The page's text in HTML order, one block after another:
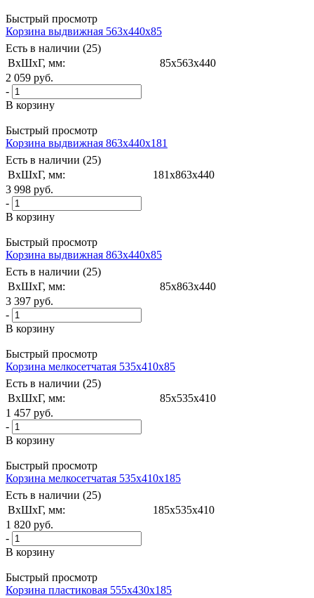
Быстрый просмотр
Корзина выдвижная 563x440x85
Есть в наличии (25)
ВxШxГ, мм:
85x563x440
2 059 руб.
-
В корзину
Быстрый просмотр
Корзина выдвижная 863x440x181
Есть в наличии (25)
ВxШxГ, мм:
181x863x440
3 998 руб.
-
В корзину
Быстрый просмотр
Корзина выдвижная 863x440x85
Есть в наличии (25)
ВxШxГ, мм:
85x863x440
3 397 руб.
-
В корзину
Быстрый просмотр
Корзина мелкосетчатая 535x410x85
Есть в наличии (25)
ВxШxГ, мм:
85x535x410
1 457 руб.
-
В корзину
Быстрый просмотр
Корзина мелкосетчатая 535х410х185
Есть в наличии (25)
ВxШxГ, мм:
185x535x410
1 820 руб.
-
В корзину
Быстрый просмотр
Корзина пластиковая 555х430х185